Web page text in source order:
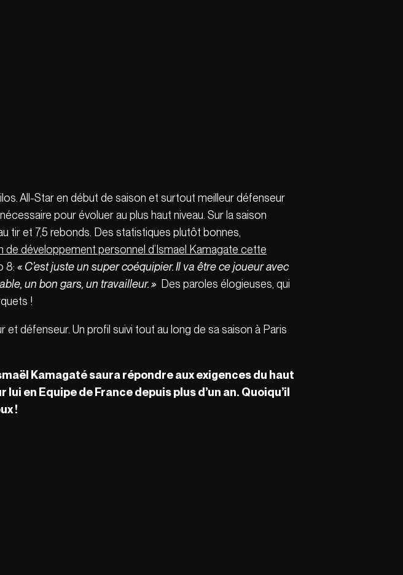
All-Star en début de saison et surtout meilleur défenseur
pour évoluer au plus haut niveau. Sur la saison
tir et 7,5 rebonds. Des statistiques plutôt bonnes,
de développement personnel d’Ismael Kamagate cette
8: « C’est juste un super coéquipier. Il va être ce joueur avec
un bon gars, un travailleur. » Des paroles élogieuses, qui
!
défenseur. Un profil suivi tout au long de sa saison à Paris
Kamagaté saura répondre aux exigences du haut
en Equipe de France depuis plus d’un an. Quoiqu’il
!